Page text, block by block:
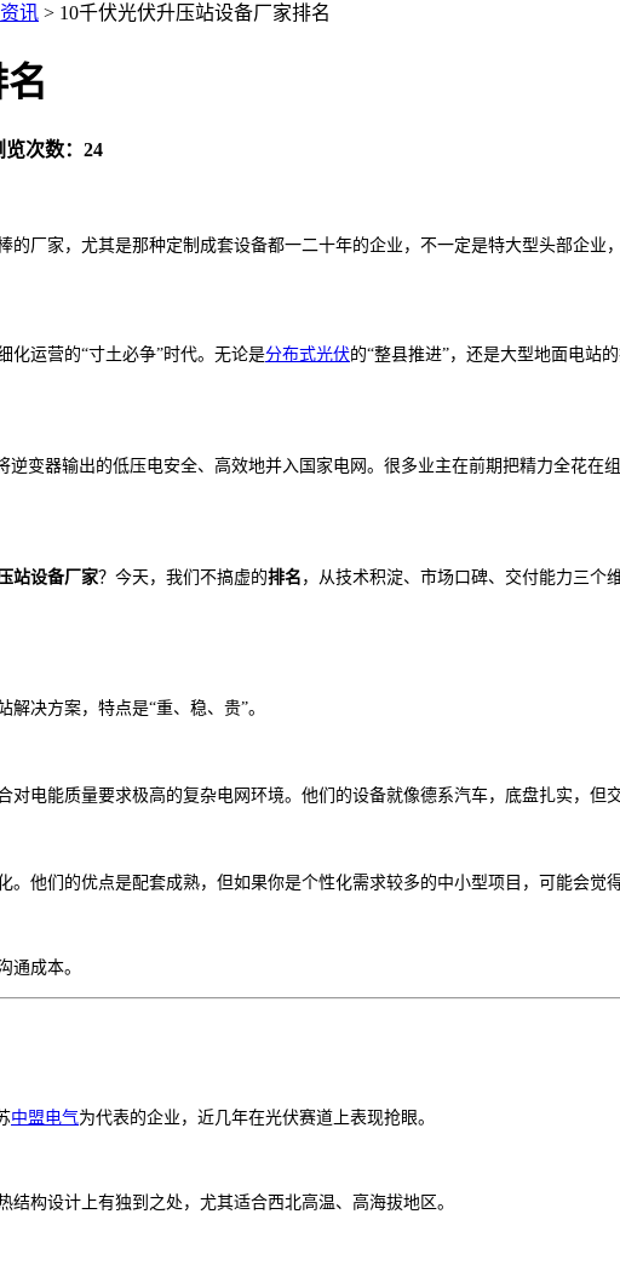
讯 > 10千伏光伏升压站设备厂家排名
览次数：24
厂家，尤其是那种定制成套设备都一二十年的企业，不一定是特大型头部企
化运营的“寸土必争”时代。无论是分布式光伏的“整县推进”，还是大型地面电站
变器输出的低压电安全、高效地并入国家电网。很多业主在前期把精力全花在
站设备厂家？今天，我们不搞虚的排名 ，从技术积淀、市场口碑、交付能力三个
解决方案，特点是“重、稳、贵”。
对电能质量要求极高的复杂电网环境。他们的设备就像德系汽车，底盘扎实，但交
。他们的优点是配套成熟，但如果你是个性化需求较多的中小型项目，可能会觉
通成本。
中盟电气为代表的企业，近几年在光伏赛道上表现抢眼。
结构设计上有独到之处，尤其适合西北高温、高海拔地区。